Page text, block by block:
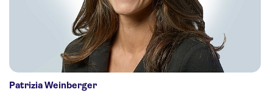
Patrizia Weinberger